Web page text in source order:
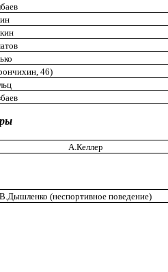
46)
А.Келлер
В.Дышленко (неспортивное поведение)